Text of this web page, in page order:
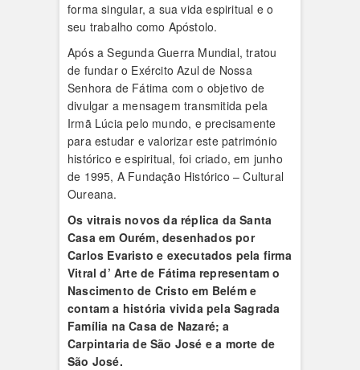
forma singular, a sua vida espiritual e o
seu trabalho como Apóstolo.
Após a Segunda Guerra Mundial, tratou
de fundar o Exército Azul de Nossa
Senhora de Fátima com o objetivo de
divulgar a mensagem transmitida pela
Irmã Lúcia pelo mundo, e precisamente
para estudar e valorizar este património
histórico e espiritual, foi criado, em junho
de 1995, A Fundação Histórico – Cultural
Oureana.
Os vitrais novos da réplica da Santa
Casa em Ourém, desenhados por
Carlos Evaristo e executados pela firma
Vitral d’ Arte de Fátima representam o
Nascimento de Cristo em Belém e
contam a história vivida pela Sagrada
Família na Casa de Nazaré; a
Carpintaria de São José e a morte de
São José.